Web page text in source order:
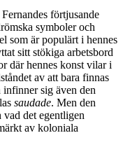
förtjusande
symboler och
som är populärt i hennes
sitt stökiga arbetsbord
där hennes konst vilar i
av att bara finnas
sig även den
saudade. Men den
det egentligen
av koloniala